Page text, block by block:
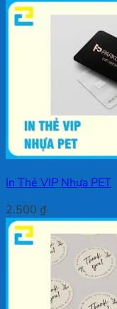
In Thẻ VIP Nhựa PET
2.500 ₫